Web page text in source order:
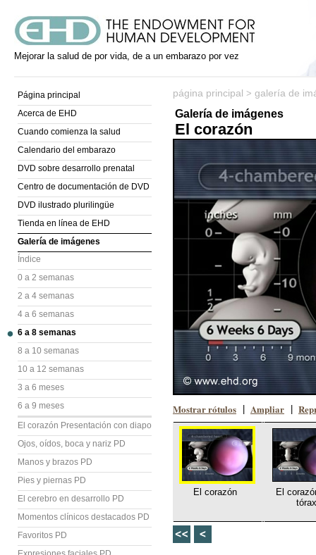
Mejorar la salud de por vida, de a un embarazo por vez
Página principal
Acerca de EHD
Cuando comienza la salud
Calendario del embarazo
DVD sobre desarrollo prenatal
Centro de documentación de DVD
DVD ilustrado plurilingüe
Tienda en línea de EHD
Galería de imágenes
Índice
0 a 2 semanas
2 a 4 semanas
4 a 6 semanas
6 a 8 semanas
8 a 10 semanas
10 a 12 semanas
3 a 6 meses
6 a 9 meses
El corazón Presentación con diapositivas (PD)
Ojos, oídos, boca y nariz PD
Manos y brazos PD
Pies y piernas PD
El cerebro en desarrollo PD
Momentos clínicos destacados PD
Favoritos PD
página principal > galería de
Galería de imágenes
El corazón
Mostrar rótulos Ampliar
El corazón
El
tórax